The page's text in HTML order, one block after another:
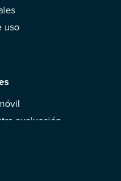
uso
evaluación